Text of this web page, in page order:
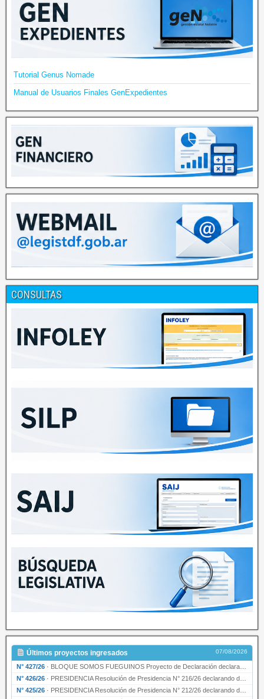
Tutorial Genus Nomade
Manual de Usuarios Finales GenExpedientes
CONSULTAS
Últimos proyectos ingresados 07/08/2026
N° 427/26 · BLOQUE SOMOS FUEGUINOS Proyecto de Declaración declarando de interés provincial PRESIDENCI…
N° 426/26 · PRESIDENCIA Resolución de Presidencia N° 216/26 declarando de interés provincial la labor …
N° 425/26 · PRESIDENCIA Resolución de Presidencia N° 212/26 declarando de interés provincial el “50° A…